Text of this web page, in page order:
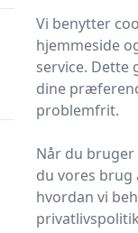
Søg
Forside
Vi benytter
hjemmeside
service. Dette
dine
problemfrit.
Når du
du vores brug
hvordan vi